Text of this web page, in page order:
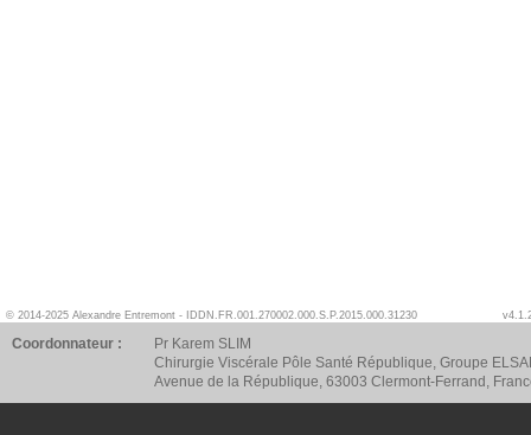
© 2014-2025 Alexandre Entremont - IDDN.FR.001.270002.000.S.P.2015.000.31230
Coordonnateur :
Pr Karem SLIM
Chirurgie Viscérale Pôle Santé République, Groupe
Avenue de la République, 63003 Clermont-Ferrand,